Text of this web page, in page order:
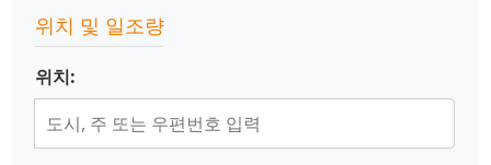
위치 및 일조량
위치: